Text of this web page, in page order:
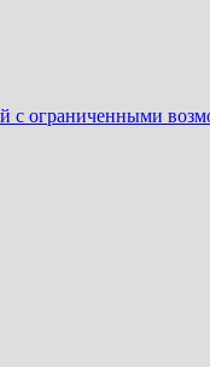
с ограниченными